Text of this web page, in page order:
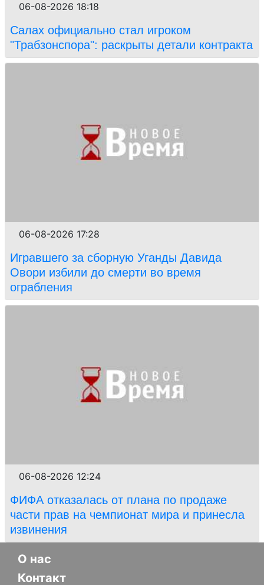
06-08-2026 18:18
Салах официально стал игроком
"Трабзонспора": раскрыты детали контракта
06-08-2026 17:28
Игравшего за сборную Уганды Давида
Овори избили до смерти во время
ограбления
06-08-2026 12:24
ФИФА отказалась от плана по продаже
части прав на чемпионат мира и принесла
извинения
О нас
Контакт